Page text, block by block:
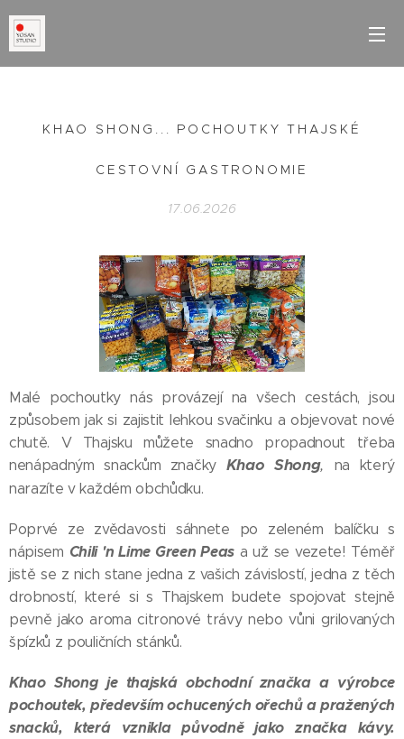
KHAO SHONG... POCHOUTKY THAJSKÉ
CESTOVNÍ GASTRONOMIE
17.06.2026
Malé pochoutky nás provázejí na všech cestách, jsou
způsobem jak si zajistit lehkou svačinku a objevovat nové
chutě. V Thajsku můžete snadno propadnout třeba
nenápadným snackům značky Khao Shong,
na který
narazíte v každém obchůdku.
Poprvé ze zvědavosti sáhnete po zeleném balíčku s
nápisem Chili 'n Lime Green Peasa už se vezete! Téměř
jistě se z nich stane jedna z vašich závislostí, jedna z těch
drobností, které si s Thajskem budete spojovat stejně
pevně jako aroma citronové trávy nebo vůni grilovaných
špízků z pouličních stánků.
Khao Shong je thajská obchodní značka a výrobce
pochoutek, především ochucených ořechů a pražených
snacků, která vznikla původně jako značka kávy.